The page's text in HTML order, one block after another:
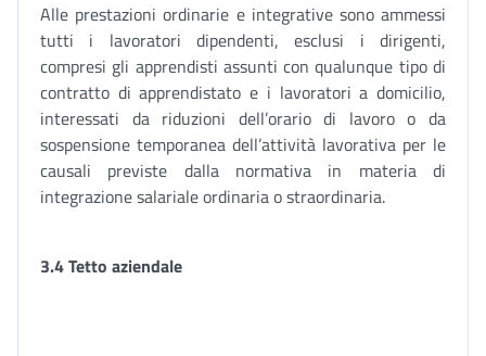
Alle prestazioni ordinarie e integrative sono ammessi
tutti i lavoratori dipendenti, esclusi i dirigenti,
compresi gli apprendisti assunti con qualunque tipo di
contratto di apprendistato e i lavoratori a domicilio,
interessati da riduzioni dell’orario di lavoro o da
sospensione temporanea dell’attività lavorativa per le
causali previste dalla normativa in materia di
integrazione salariale ordinaria o straordinaria.
3.4 Tetto aziendale